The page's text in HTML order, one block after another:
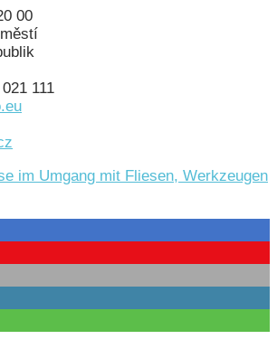
00
111
im Umgang mit Fliesen, Werkzeugen